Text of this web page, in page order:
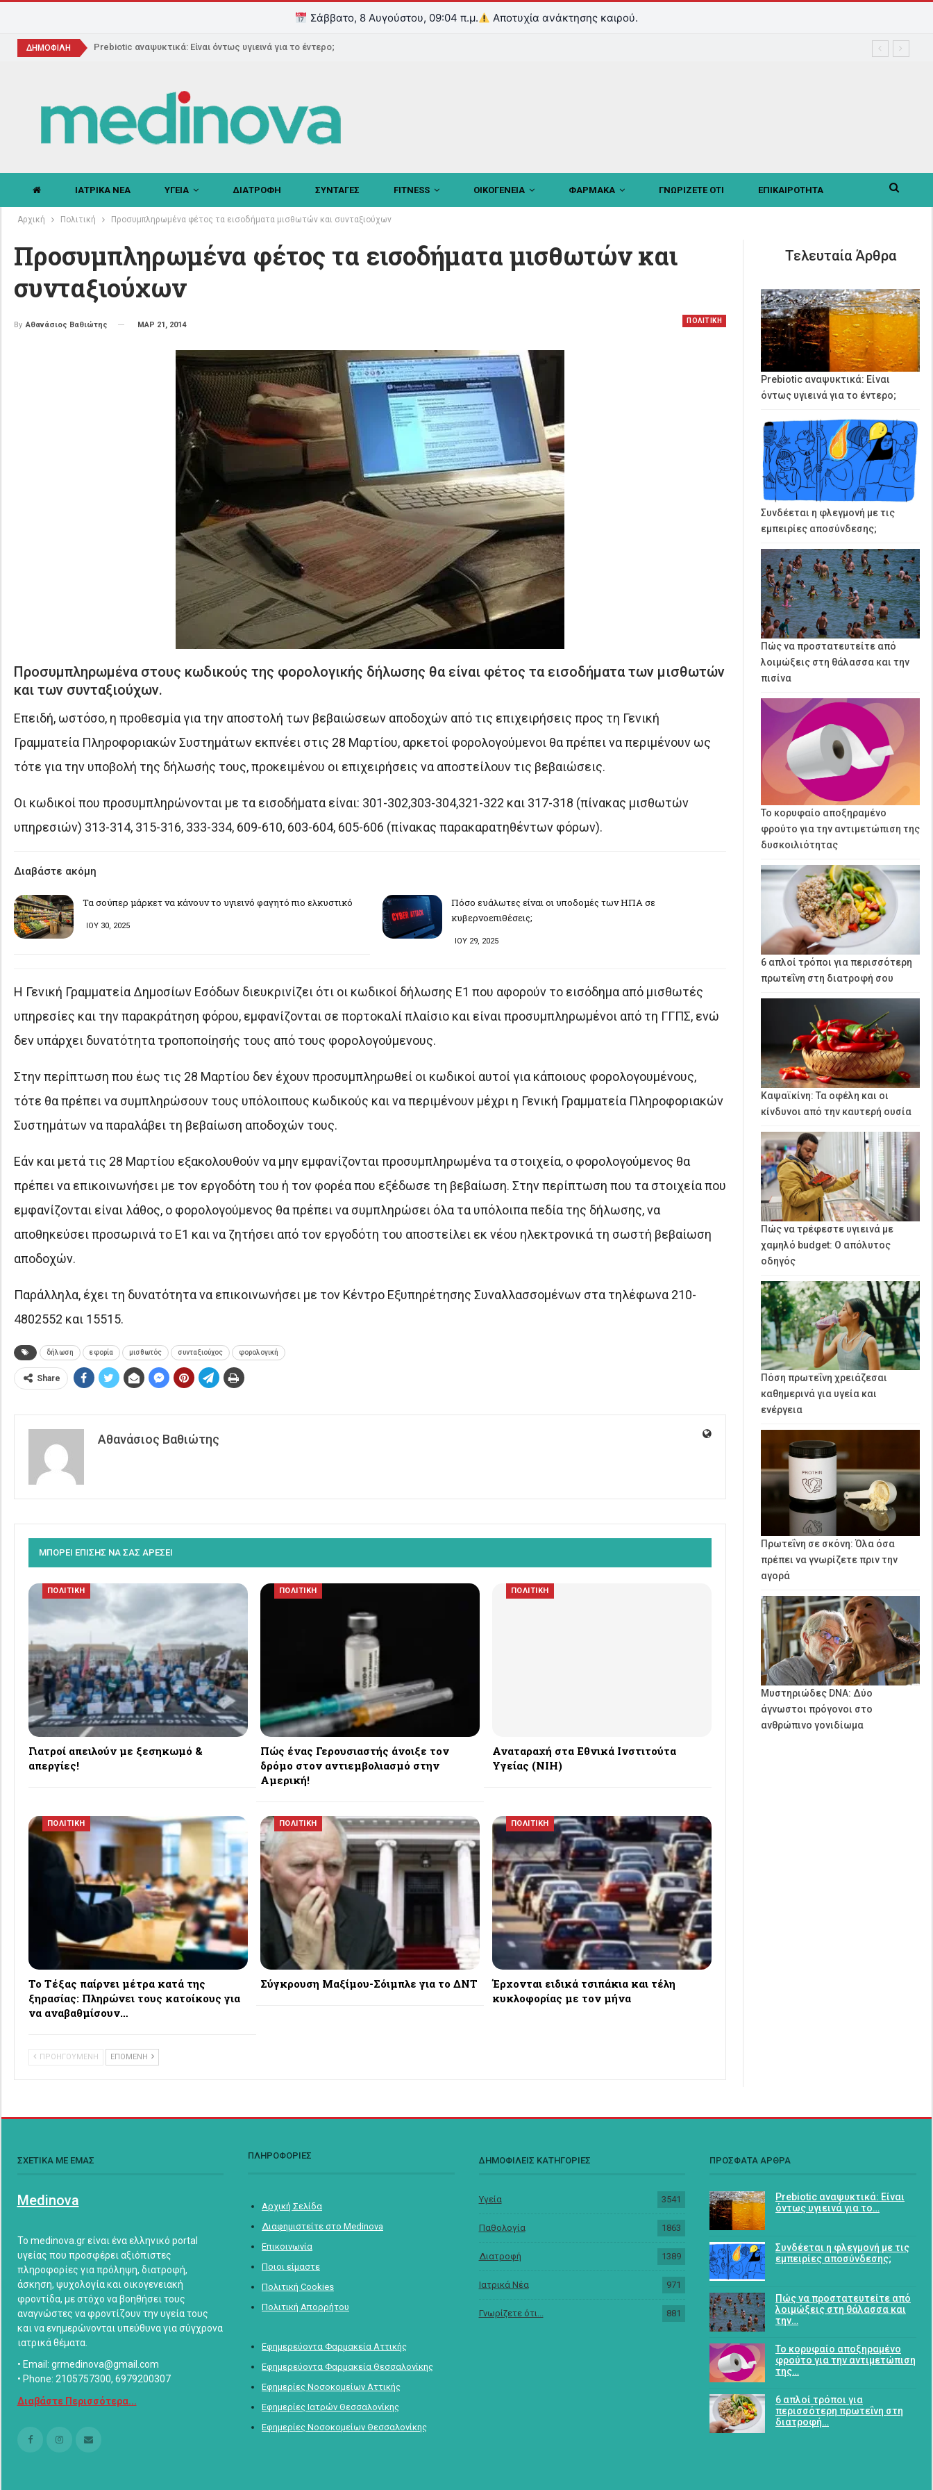
Σάββατο, 8 Αυγούστου, 09:04 π.μ. Αποτυχία ανάκτησης καιρού.
ΔΗΜΟΦΙΛΗ Prebiotic αναψυκτικά: Είναι όντως υγιεινά για το έντερο;
ΙΑΤΡΙΚΑ ΝΕΑ ΥΓΕΙΑ ΔΙΑΤΡΟΦΗ ΣΥΝΤΑΓΕΣ FITNESS ΟΙΚΟΓΕΝΕΙΑ ΦΑΡΜΑΚΑ ΓΝΩΡΙΖΕΤΕ ΟΤΙ ΕΠΙΚΑΙΡΟΤΗΤΑ
Αρχική Πολιτική Προσυμπληρωμένα φέτος τα εισοδήματα μισθωτών και συνταξιούχων
Προσυμπληρωμένα φέτος τα εισοδήματα μισθωτών και
συνταξιούχων
ΠΟΛΙΤΙΚΗ
By Αθανάσιος Βαθιώτης ΜΑΡ 21, 2014
Προσυμπληρωμένα στους κωδικούς της φορολογικής δήλωσης θα είναι φέτος τα εισοδήματα των μισθωτών
και των συνταξιούχων.
Επειδή, ωστόσο, η προθεσμία για την αποστολή των βεβαιώσεων αποδοχών από τις επιχειρήσεις προς τη Γενική
Γραμματεία Πληροφοριακών Συστημάτων εκπνέει στις 28 Μαρτίου, αρκετοί φορολογούμενοι θα πρέπει να περιμένουν ως
τότε για την υποβολή της δήλωσής τους, προκειμένου οι επιχειρήσεις να αποστείλουν τις βεβαιώσεις.
Οι κωδικοί που προσυμπληρώνονται με τα εισοδήματα είναι: 301-302,303-304,321-322 και 317-318 (πίνακας μισθωτών
υπηρεσιών) 313-314, 315-316, 333-334, 609-610, 603-604, 605-606 (πίνακας παρακαρατηθέντων φόρων).
Διαβάστε ακόμη
Τα σούπερ μάρκετ να κάνουν το υγιεινό φαγητό πιο ελκυστικό
ΙΟΥ 30, 2025
Πόσο ευάλωτες είναι οι υποδομές των ΗΠΑ σε
κυβερνοεπιθέσεις;
ΙΟΥ 29, 2025
Η Γενική Γραμματεία Δημοσίων Εσόδων διευκρινίζει ότι οι κωδικοί δήλωσης Ε1 που αφορούν το εισόδημα από μισθωτές
υπηρεσίες και την παρακράτηση φόρου, εμφανίζονται σε πορτοκαλί πλαίσιο και είναι προσυμπληρωμένοι από τη ΓΓΠΣ, ενώ
δεν υπάρχει δυνατότητα τροποποίησής τους από τους φορολογούμενους.
Στην περίπτωση που έως τις 28 Μαρτίου δεν έχουν προσυμπληρωθεί οι κωδικοί αυτοί για κάποιους φορολογουμένους,
τότε θα πρέπει να συμπληρώσουν τους υπόλοιπους κωδικούς και να περιμένουν μέχρι η Γενική Γραμματεία Πληροφοριακών
Συστημάτων να παραλάβει τη βεβαίωση αποδοχών τους.
Εάν και μετά τις 28 Μαρτίου εξακολουθούν να μην εμφανίζονται προσυμπληρωμένα τα στοιχεία, ο φορολογούμενος θα
πρέπει να επικοινωνήσει με τον εργοδότη του ή τον φορέα που εξέδωσε τη βεβαίωση. Στην περίπτωση που τα στοιχεία που
εμφανίζονται είναι λάθος, ο φορολογούμενος θα πρέπει να συμπληρώσει όλα τα υπόλοιπα πεδία της δήλωσης, να
αποθηκεύσει προσωρινά το Ε1 και να ζητήσει από τον εργοδότη του αποστείλει εκ νέου ηλεκτρονικά τη σωστή βεβαίωση
αποδοχών.
Παράλληλα, έχει τη δυνατότητα να επικοινωνήσει με τον Κέντρο Εξυπηρέτησης Συναλλασσομένων στα τηλέφωνα 210-
4802552 και 15515.
δήλωση εφορία μισθωτός συνταξιούχος φορολογική
Share
Αθανάσιος Βαθιώτης
ΜΠΟΡΕΙ ΕΠΙΣΗΣ ΝΑ ΣΑΣ ΑΡΕΣΕΙ
ΠΟΛΙΤΙΚΗ
Γιατροί απειλούν με ξεσηκωμό &
απεργίες!
ΠΟΛΙΤΙΚΗ
Πώς ένας Γερουσιαστής άνοιξε τον
δρόμο στον αντιεμβολιασμό στην
Αμερική!
ΠΟΛΙΤΙΚΗ
Αναταραχή στα Εθνικά Ινστιτούτα
Υγείας (NIH)
ΠΟΛΙΤΙΚΗ
Το Τέξας παίρνει μέτρα κατά της
ξηρασίας: Πληρώνει τους κατοίκους για
να αναβαθμίσουν…
ΠΟΛΙΤΙΚΗ
Σύγκρουση Μαξίμου-Σόιμπλε για το ΔΝΤ
ΠΟΛΙΤΙΚΗ
Έρχονται ειδικά τσιπάκια και τέλη
κυκλοφορίας με τον μήνα
ΠΡΟΗΓΟΥΜΕΝΗ ΕΠΟΜΕΝΗ
Τελευταία Άρθρα
Prebiotic αναψυκτικά: Είναι
όντως υγιεινά για το έντερο;
Συνδέεται η φλεγμονή με τις
εμπειρίες αποσύνδεσης;
Πώς να προστατευτείτε από
λοιμώξεις στη θάλασσα και την
πισίνα
Το κορυφαίο αποξηραμένο
φρούτο για την αντιμετώπιση της
δυσκοιλιότητας
6 απλοί τρόποι για περισσότερη
πρωτεΐνη στη διατροφή σου
Καψαϊκίνη: Τα οφέλη και οι
κίνδυνοι από την καυτερή ουσία
Πώς να τρέφεστε υγιεινά με
χαμηλό budget: Ο απόλυτος
οδηγός
Πόση πρωτεΐνη χρειάζεσαι
καθημερινά για υγεία και
ενέργεια
Πρωτεΐνη σε σκόνη: Όλα όσα
πρέπει να γνωρίζετε πριν την
αγορά
Μυστηριώδες DNA: Δύο
άγνωστοι πρόγονοι στο
ανθρώπινο γονιδίωμα
ΣΧΕΤΙΚΑ ΜΕ ΕΜΑΣ
Medinova
Το medinova.gr είναι ένα ελληνικό portal
υγείας που προσφέρει αξιόπιστες
πληροφορίες για πρόληψη, διατροφή,
άσκηση, ψυχολογία και οικογενειακή
φροντίδα, με στόχο να βοηθήσει τους
αναγνώστες να φροντίζουν την υγεία τους
και να ενημερώνονται υπεύθυνα για σύγχρονα
ιατρικά θέματα.
• Email: grmedinova@gmail.com
• Phone: 2105757300, 6979200307
Διαβάστε Περισσότερα...
ΠΛΗΡΟΦΟΡΙΕΣ
Αρχική Σελίδα
Διαφημιστείτε στο Medinova
Επικοινωνία
Ποιοι είμαστε
Πολιτική Cookies
Πολιτική Απορρήτου
Εφημερεύοντα Φαρμακεία Αττικής
Εφημερεύοντα Φαρμακεία Θεσσαλονίκης
Εφημερίες Νοσοκομείων Αττικής
Εφημερίες Ιατρών Θεσσαλονίκης
Εφημερίες Νοσοκομείων Θεσσαλονίκης
ΔΗΜΟΦΙΛΕΙΣ ΚΑΤΗΓΟΡΙΕΣ
Υγεία 3541
Παθολογία 1863
Διατροφή 1389
Ιατρικά Νέα 971
Γνωρίζετε ότι... 881
ΠΡΟΣΦΑΤΑ ΑΡΘΡΑ
Prebiotic αναψυκτικά: Είναι
όντως υγιεινά για το…
Συνδέεται η φλεγμονή με τις
εμπειρίες αποσύνδεσης;
Πώς να προστατευτείτε από
λοιμώξεις στη θάλασσα και
την…
Το κορυφαίο αποξηραμένο
φρούτο για την αντιμετώπιση
της…
6 απλοί τρόποι για
περισσότερη πρωτεΐνη στη
διατροφή…